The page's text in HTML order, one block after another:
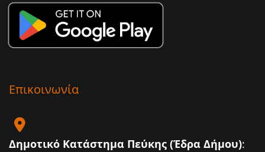
Επικοινωνία
Δημοτικό Κατάστημα Πεύκης (Έδρα Δήμου):